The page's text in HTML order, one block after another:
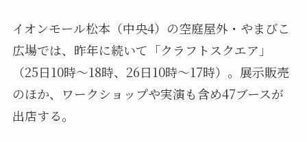
イオンモール松本（中央4）の空庭屋外・やまびこ
広場では、昨年に続いて「クラフトスクエア」
（25日10時～18時、26日10時～17時）。展示販売
のほか、ワークショップや実演も含め47ブースが
出店する。